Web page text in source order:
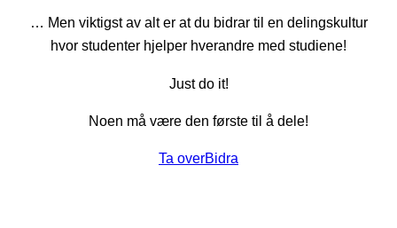
… Men viktigst av alt er at du bidrar til en delingskultur
hvor studenter hjelper hverandre med studiene!
Just do it!
Noen må være den første til å dele!
Ta overBidra